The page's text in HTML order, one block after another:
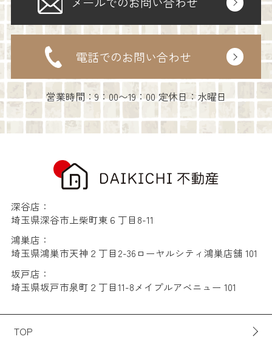
電話でのお問い合わせ
営業時間：9：00〜19：00 定休日：水曜日
深谷店：
埼玉県深谷市上柴町東６丁目8-11
鴻巣店：
埼玉県鴻巣市天神２丁目2-36ローヤルシティ鴻巣店舗 101
坂戸店：
埼玉県坂戸市泉町２丁目11-8メイプルアベニュー 101
TOP